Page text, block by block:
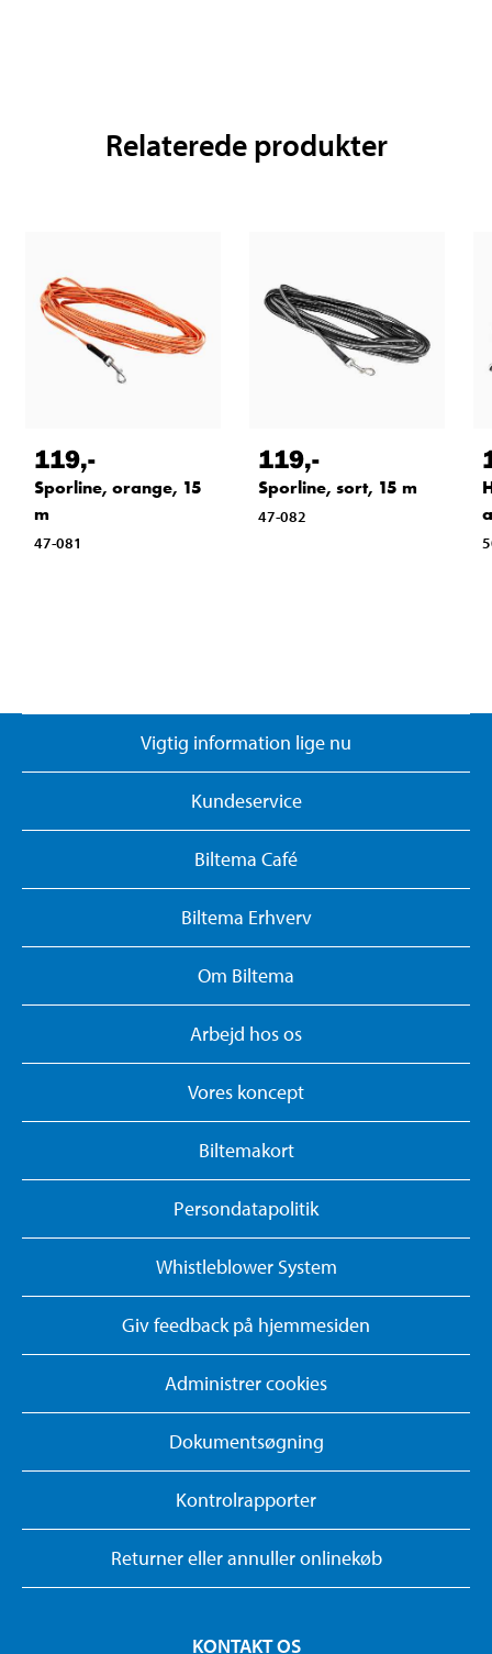
Relaterede produkter
119,-
Sporline, orange, 15
m
47-081
119,-
Sporline, sort, 15 m
47-082
Vigtig information lige nu
Kundeservice
Biltema Café
Biltema Erhverv
Om Biltema
Arbejd hos os
Vores koncept
Biltemakort
Persondatapolitik
Whistleblower System
Giv feedback på hjemmesiden
Administrer cookies
Dokumentsøgning
Kontrolrapporter
Returner eller annuller onlinekøb
KONTAKT OS